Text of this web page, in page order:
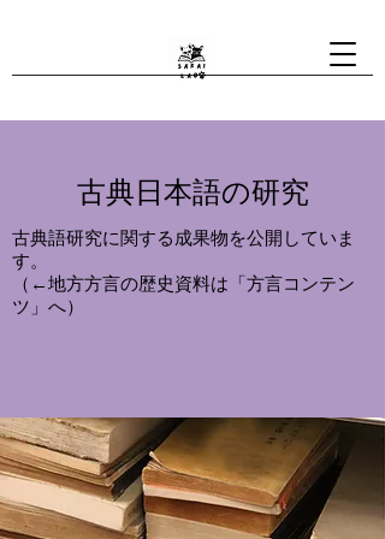
​​古典日本語の研究
古典語研究に関する成果物を公開していま
す。
（←地方方言の歴史資料は「方言コンテン
ツ」へ）